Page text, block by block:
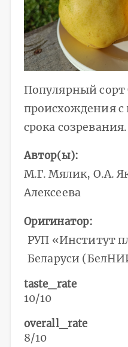
Популярный сорт
происхождения с
срока созревания.
Автор(ы)
М.Г. Мялик, О.А.
Алексеева
Оригинатор
РУП «Институт
Беларуси
taste_rate
10/10
overall_rate
8/10